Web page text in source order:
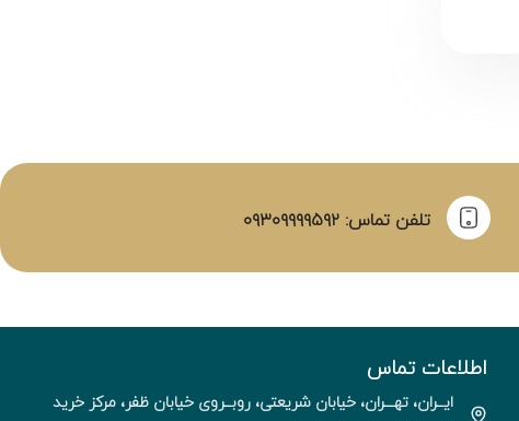
تلفن تماس: ۰۹۳۰۹۹۹۹۵۹۲
اطلاعات تماس
ایــران، تهـــران، خیابان شریعتی، روبــروی خیابان ظفر، مرکز خرید